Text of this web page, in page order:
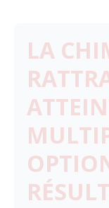
LA